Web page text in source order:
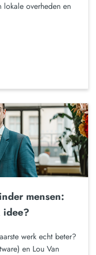
lokale overheden en
mensen:
idee?
werk echt beter?
en Lou Van